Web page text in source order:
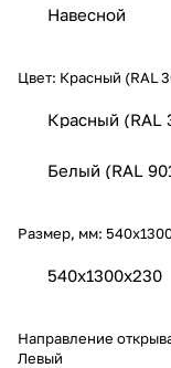
Навесной
Цвет: Красный (RAL
Красный (RAL
Белый (RAL
Размер, мм:
540х1300х230
Направление
Левый